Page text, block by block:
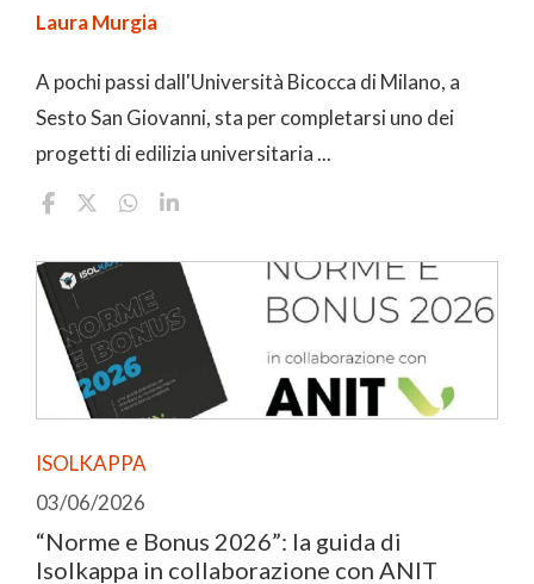
Laura Murgia
A pochi passi dall'Università Bicocca di Milano, a
Sesto San Giovanni, sta per completarsi uno dei
progetti di edilizia universitaria ...
ISOLKAPPA
03/06/2026
“Norme e Bonus 2026”: la guida di
Isolkappa in collaborazione con ANIT